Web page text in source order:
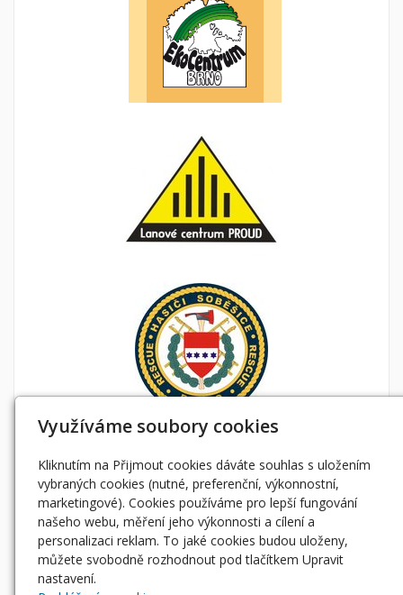
Využíváme soubory cookies
Kliknutím na Přijmout cookies dáváte souhlas s uložením
vybraných cookies (nutné, preferenční, výkonnostní,
marketingové). Cookies používáme pro lepší fungování
našeho webu, měření jeho výkonnosti a cílení a
personalizaci reklam. To jaké cookies budou uloženy,
můžete svobodně rozhodnout pod tlačítkem Upravit
nastavení.